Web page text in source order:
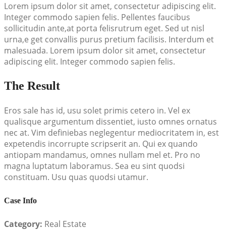
Lorem ipsum dolor sit amet, consectetur adipiscing elit.
Integer commodo sapien felis. Pellentes faucibus
sollicitudin ante,at porta felisrutrum eget. Sed ut nisl
urna,e get convallis purus pretium facilisis. Interdum et
malesuada. Lorem ipsum dolor sit amet, consectetur
adipiscing elit. Integer commodo sapien felis.
The Result
Eros sale has id, usu solet primis cetero in. Vel ex
qualisque argumentum dissentiet, iusto omnes ornatus
nec at. Vim definiebas neglegentur mediocritatem in, est
expetendis incorrupte scripserit an. Qui ex quando
antiopam mandamus, omnes nullam mel et. Pro no
magna luptatum laboramus. Sea eu sint quodsi
constituam. Usu quas quodsi utamur.
Case Info
Category: Real Estate